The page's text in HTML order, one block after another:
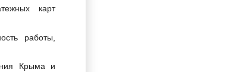
карт
работы,
Крыма и